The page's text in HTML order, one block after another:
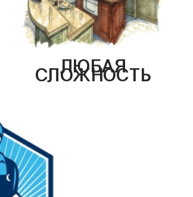
ЛЮБАЯ
СЛОЖНОСТЬ